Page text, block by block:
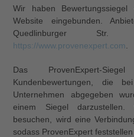
Wir haben
Website eingebunden.
Quedlinburger
https://www.provenexpert.com
Das ProvenExpert-
Kundenbewertungen, die
Unternehmen abgegeben
einem Siegel
besuchen, wird eine
sodass ProvenExpert